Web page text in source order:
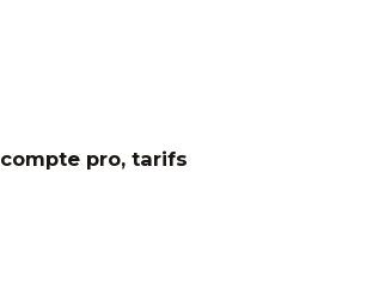
compte pro, tarifs